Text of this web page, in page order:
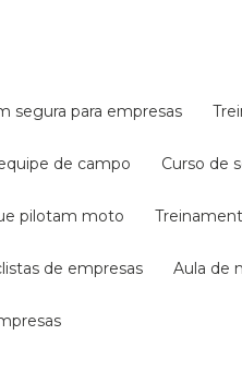
segura para empresas
de campo curso de
pilotam moto
de empresas aula